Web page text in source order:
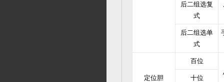
后二组选复
式
后二组选单
式
定位胆
百位
十位